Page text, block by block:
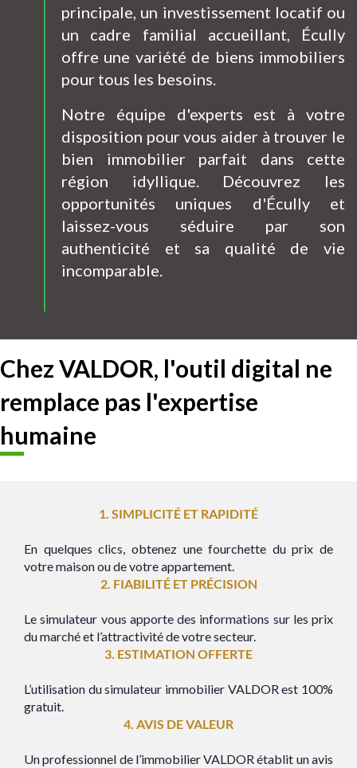
principale, un investissement locatif ou
un cadre familial accueillant, Écully
offre une variété de biens immobiliers
pour tous les besoins.
Notre équipe d'experts est à votre
disposition pour vous aider à trouver le
bien immobilier parfait dans cette
région idyllique. Découvrez les
opportunités uniques d'Écully et
laissez-vous séduire par son
authenticité et sa qualité de vie
incomparable.
Chez VALDOR, l'outil digital ne
remplace pas l'expertise
humaine
1. SIMPLICITÉ ET RAPIDITÉ
En quelques clics, obtenez une fourchette du prix de
votre maison ou de votre appartement.
2. FIABILITÉ ET PRÉCISION
Le simulateur vous apporte des informations sur les prix
du marché et l’attractivité de votre secteur.
3. ESTIMATION OFFERTE
L’utilisation du simulateur immobilier VALDOR est 100%
gratuit.
4. AVIS DE VALEUR
Un professionnel de l’immobilier VALDOR établit un avis